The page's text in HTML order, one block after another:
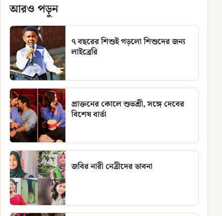
আরও পড়ুন
৭ বছরের শিশুই গড়লো শিশুদের জন্য
লাইব্রেরি
প্রাক্তনের কোলে শুভশ্রী, সঙ্গে দেবের
বিশেষ বার্তা
জবির নারী নেত্রীদের ভাবনা